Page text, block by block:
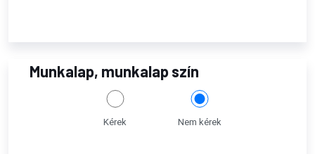
Munkalap, munkalap szín
Kérek Nem kérek